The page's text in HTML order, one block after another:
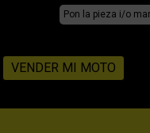
Search:
VENDER MI MOTO